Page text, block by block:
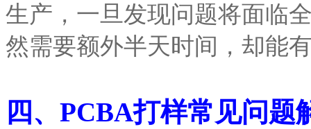
生产，一旦发现问题将面临
然需要额外半天时间，却能
四、PCBA打样常见问题